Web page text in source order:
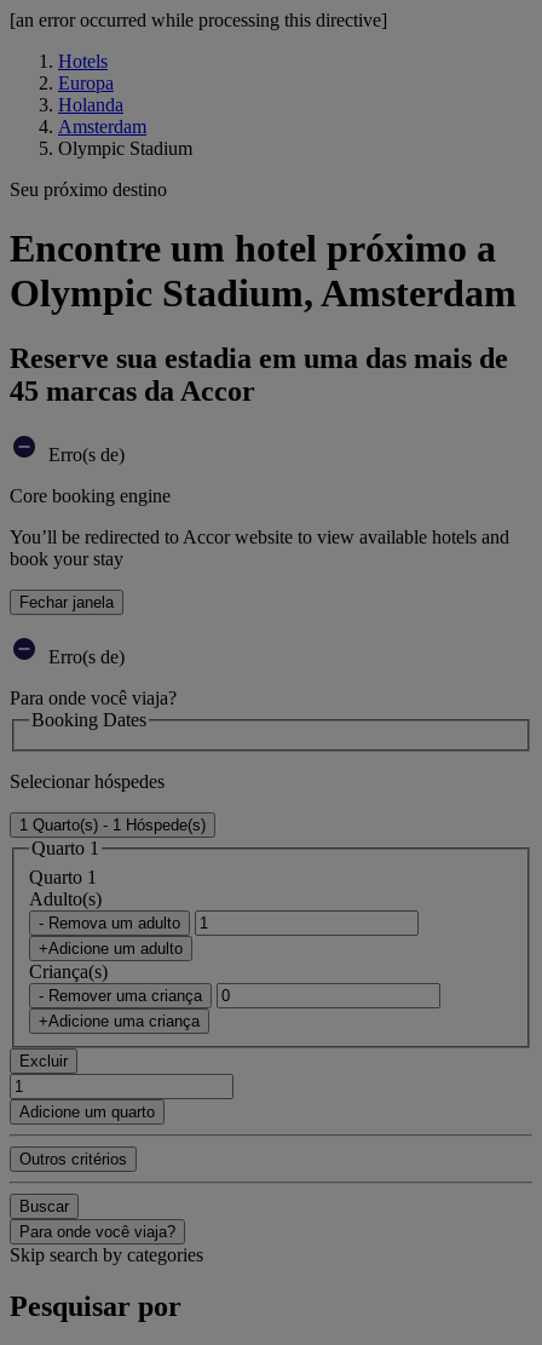
[an error occurred while processing this directive]
Hotels
Europa
Holanda
Amsterdam
Olympic Stadium
Seu próximo destino
Encontre um hotel próximo a
Olympic Stadium, Amsterdam
Reserve sua estadia em uma das mais de
45 marcas da Accor
Erro(s de)
Core booking engine
You’ll be redirected to Accor website to view available hotels and
book your stay
Fechar janela
Erro(s de)
Para onde você viaja?
Booking Dates
Selecionar hóspedes
1 Quarto(s) - 1 Hóspede(s)
Quarto 1
Quarto 1
Adulto(s)
- Remova um adulto
+Adicione um adulto
Criança(s)
- Remover uma criança
+Adicione uma criança
Excluir
Adicione um quarto
Outros critérios
Buscar
Para onde você viaja?
Skip search by categories
Pesquisar por